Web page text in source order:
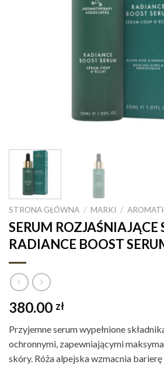
STRONA GŁÓWNA / MARKI /
SERUM ROZJAŚNIAJĄCE
RADIANCE BOOST
380.00 zł
Przyjemne serum wypełnione
ochronnymi, zapewniającymi
skóry. Róża alpejska wzmacnia